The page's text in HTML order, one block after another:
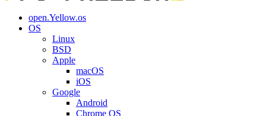
open.Yellow.os
OS
Linux
BSD
Apple
macOS
iOS
Google
Android
Chrome OS